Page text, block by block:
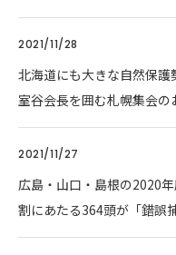
2021/11/28
北海道にも大きな自然保
室谷会長を囲む札幌集会の
2021/11/27
広島・山口・島根の2020
割にあたる364頭が「錯誤捕